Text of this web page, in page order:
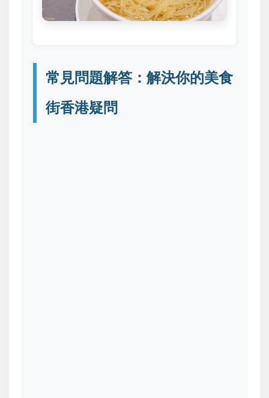
常見問題解答：解決你的美食
街香港疑問